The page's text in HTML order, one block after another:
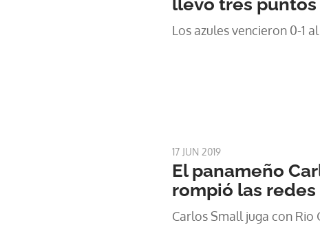
llevó tres puntos
Los azules vencieron 0-1
17 JUN 2019
El panameño
rompió las redes
Carlos Small juga con Rio